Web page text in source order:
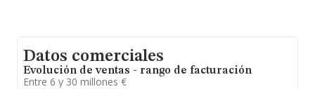
Datos comerciales
Evolución de ventas - rango de facturación
Entre 6 y 30 millones €